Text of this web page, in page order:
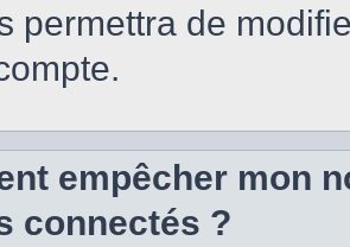
permettra de
empêcher mon
connectés ?